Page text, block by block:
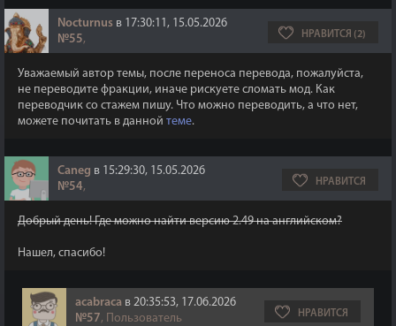
Nocturnus в 17:30:11, 15.05.2026
№55, НРАВИТСЯ (2)
Уважаемый автор темы, после переноса перевода, пожалуйста,
не переводите фракции, иначе рискуете сломать мод. Как
переводчик со стажем пишу. Что можно переводить, а что нет,
можете почитать в данной теме.
Caneg в 15:29:30, 15.05.2026
№54, НРАВИТСЯ
Добрый день! Где можно найти версию 2.49 на английском?
Нашел, спасибо!
acabraca в 20:35:53, 17.06.2026
№57, Пользователь НРАВИТСЯ